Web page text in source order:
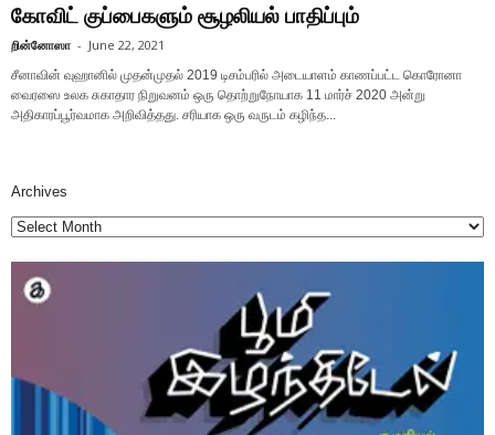
கோவிட் குப்பைகளும் சூழலியல் பாதிப்பும்
றின்னோஸா - June 22, 2021
சீனாவின் வுஹானில் முதன்முதல் 2019 டிசம்பரில் அடையாளம் காணப்பட்ட கொரோனா
வைரஸை உலக சுகாதார நிறுவனம் ஒரு தொற்றுநோயாக 11 மார்ச் 2020 அன்று
அதிகாரப்பூர்வமாக அறிவித்தது. சரியாக ஒரு வருடம் கழிந்த...
Archives